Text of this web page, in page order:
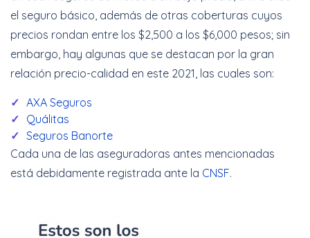
el seguro básico, además de otras coberturas cuyos
precios rondan entre los $2,500 a los $6,000 pesos; sin
embargo, hay algunas que se destacan por la gran
relación precio-calidad en este 2021, las cuales son:
AXA Seguros
Quálitas
Seguros Banorte
Cada una de las aseguradoras antes mencionadas
está debidamente registrada ante la CNSF.